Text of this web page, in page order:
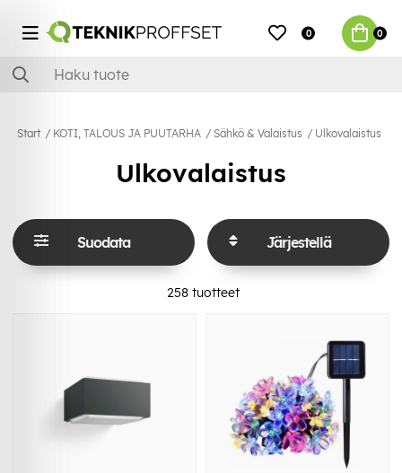
0 0
Start KOTI, TALOUS JA PUUTARHA Sähkö & Valaistus Ulkovalaistus
Ulkovalaistus
Suodata Järjestellä
258tuotteet